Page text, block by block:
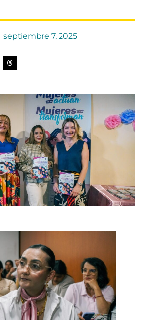
septiembre 7, 2025